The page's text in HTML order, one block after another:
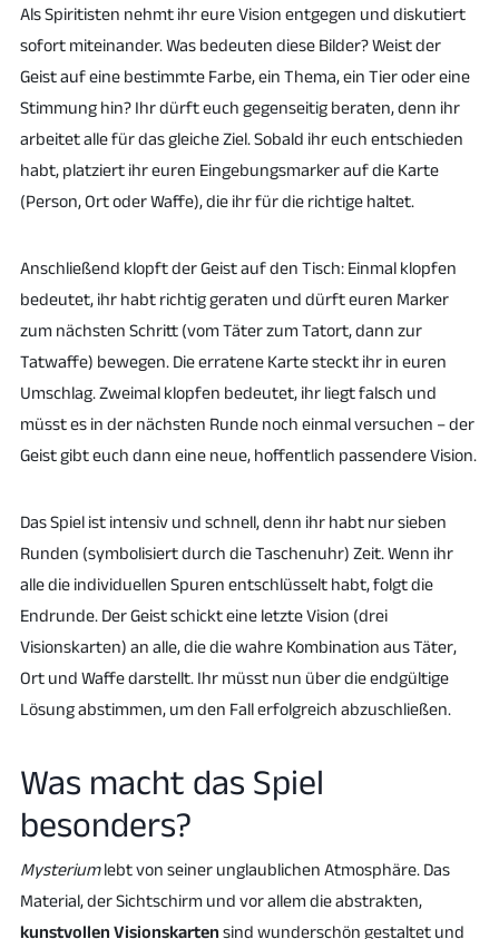
Als Spiritisten nehmt ihr eure Vision entgegen und diskutiert
sofort miteinander. Was bedeuten diese Bilder? Weist der
Geist auf eine bestimmte Farbe, ein Thema, ein Tier oder eine
Stimmung hin? Ihr dürft euch gegenseitig beraten, denn ihr
arbeitet alle für das gleiche Ziel. Sobald ihr euch entschieden
habt, platziert ihr euren Eingebungsmarker auf die Karte
(Person, Ort oder Waffe), die ihr für die richtige haltet.
Anschließend klopft der Geist auf den Tisch: Einmal klopfen
bedeutet, ihr habt richtig geraten und dürft euren Marker
zum nächsten Schritt (vom Täter zum Tatort, dann zur
Tatwaffe) bewegen. Die erratene Karte steckt ihr in euren
Umschlag. Zweimal klopfen bedeutet, ihr liegt falsch und
müsst es in der nächsten Runde noch einmal versuchen – der
Geist gibt euch dann eine neue, hoffentlich passendere Vision.
Das Spiel ist intensiv und schnell, denn ihr habt nur sieben
Runden (symbolisiert durch die Taschenuhr) Zeit. Wenn ihr
alle die individuellen Spuren entschlüsselt habt, folgt die
Endrunde. Der Geist schickt eine letzte Vision (drei
Visionskarten) an alle, die die wahre Kombination aus Täter,
Ort und Waffe darstellt. Ihr müsst nun über die endgültige
Lösung abstimmen, um den Fall erfolgreich abzuschließen.
Was macht das Spiel
besonders?
Mysteriumlebt von seiner unglaublichen Atmosphäre. Das
Material, der Sichtschirm und vor allem die abstrakten,
kunstvollen Visionskarten sind wunderschön gestaltet und